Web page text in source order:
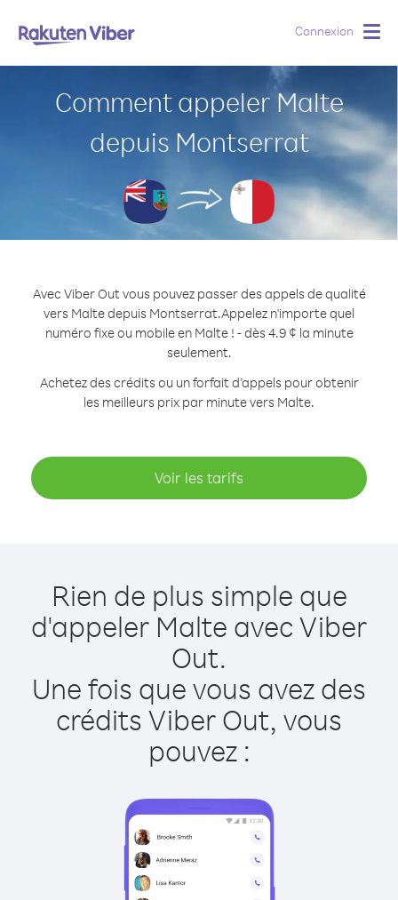
Connexion
Comment appeler Malte
depuis Montserrat
Avec Viber Out vous pouvez passer des appels de qualité
vers Malte depuis Montserrat.Appelez n'importe quel
numéro fixe ou mobile en Malte ! - dès 4.9 ¢ la minute
seulement.
Achetez des crédits ou un forfait d’appels pour obtenir
les meilleurs prix par minute vers Malte.
Voir les tarifs
Rien de plus simple que
d'appeler Malte avec Viber
Out.
Une fois que vous avez des
crédits Viber Out, vous
pouvez :